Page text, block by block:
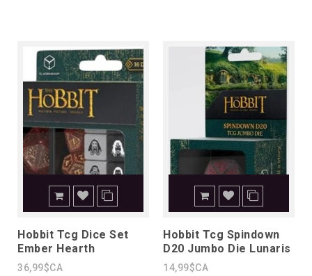
Hobbit Tcg Dice Set
Ember Hearth
36,99$CA
Hobbit Tcg Spindown
D20 Jumbo Die Lunaris
14,99$CA